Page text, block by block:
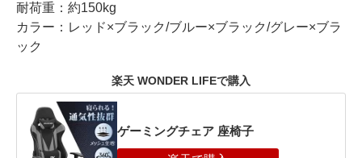
耐荷重：約150kg
カラー：レッド×ブラック/ブルー×ブラック/グレー×ブラ
ック
楽天 WONDER LIFEで購入
ゲーミングチェア 座椅子